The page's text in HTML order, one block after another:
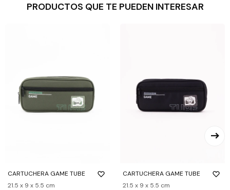
PRODUCTOS QUE TE PUEDEN INTERESAR
CARTUCHERA GAME TUBE
21.5 x 9 x 5.5 cm
CARTUCHERA GAME TUBE
21.5 x 9 x 5.5 cm